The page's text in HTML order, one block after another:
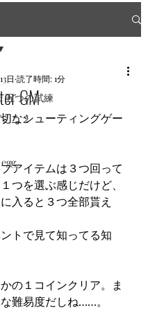
五つの試練
ニ２
GM
日 読了時間: 1分
なシューティングゲー
アイテムは３つ回って
つを選ぶ感じだけど、
入ると３つ全部貰え
トで見て知ってる知
の１コインクリア。ま
難易度だしね……。